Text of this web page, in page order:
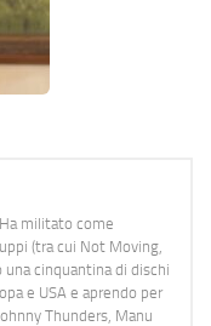
militato come
(tra cui Not Moving,
cinquantina di dischi
e USA e aprendo per
Thunders, Manu